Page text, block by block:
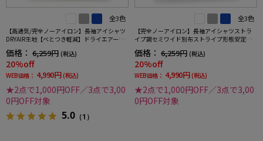
全3色
【高通気/完全ノーアイロン】長袖アイシャツ
DRYAIR生地【べとつき軽減】ドライエアース
トライプ調セミワイド別布ストライプ形態安
定ストレッチ防汚効果吸汗速乾ワイシャツ春
夏
価格： 6,259円 (税込)
20%off
WEB価格： 4,990円 (税込)
★2点で1,000円OFF／3点で3,00
0円OFF対象
5.0 （1）
全3色
【完全ノーアイロン】長袖アイシャツストラ
イプ調セミワイド別布ストライプ形態安定ス
トレッチ防汚効果吸汗速乾ワイシャツ通年
価格： 6,259円 (税込)
20%off
WEB価格： 4,990円 (税込)
★2点で1,000円OFF／3点で3,00
0円OFF対象